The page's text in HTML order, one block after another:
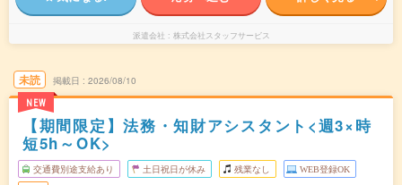
派遣会社 株式会社スタッフサービス
未読
NEW
掲載日 2026/08/10
【期間限定】法務・知財アシスタント<週3×時
短5h～OK>
交通費別途支給あり 土日祝日が休み 残業なし WEB登録OK